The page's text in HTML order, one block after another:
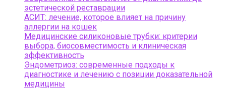
эстетической реставрации
АСИТ: лечение, которое влияет на причину
аллергии на кошек
Медицинские силиконовые трубки: критерии
выбора, биосовместимость и клиническая
эффективность
Эндометриоз: современные подходы к
диагностике и лечению с позиции доказательной
медицины